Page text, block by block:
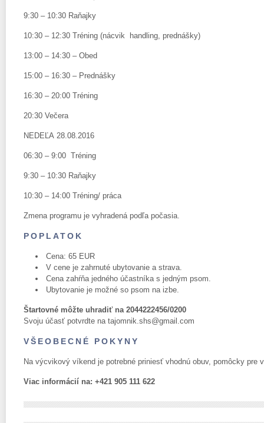
9:30 – 10:30 Raňajky
10:30 – 12:30 Tréning (nácvik handling, prednášky)
13:00 – 14:30 – Obed
15:00 – 16:30 – Prednášky
16:30 – 20:00 Tréning
20:30 Večera
NEDEĽA 28.08.2016
06:30 – 9:00 Tréning
9:30 – 10:30 Raňajky
10:30 – 14:00 Tréning/ práca
Zmena programu je vyhradená podľa počasia.
POPLATOK
Cena: 65 EUR
V cene je zahrnuté ubytovanie a strava.
Cena zahŕňa jedného účastníka s jedným psom.
Ubytovanie je možné so psom na izbe.
Štartovné môžte uhradiť na 2044222456/0200
Svoju účasť potvrdte na tajomnik.shs@gmail.com
VŠEOBECNÉ POKYNY
Na výcvikový víkend je potrebné priniesť vhodnú obuv, pomôcky
Viac informácií na: +421 905 111 622